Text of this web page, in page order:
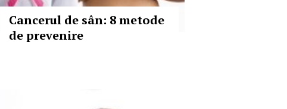
Cancerul de sân: 8 metode
de prevenire